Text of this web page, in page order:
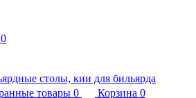
0
товары 0 Корзина 0